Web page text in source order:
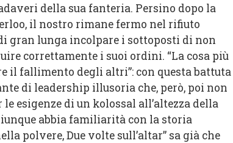
della sua fanteria. Persino dopo la
il nostro rimane fermo nel rifiuto
gran lunga incolpare i sottoposti di non
correttamente i suoi ordini. “La cosa più
il fallimento degli altri”: con questa battuta
di leadership illusoria che, però, poi non
esigenze di un kolossal all’altezza della
abbia familiarità con la storia
polvere, Due volte sull’altar” sa già che